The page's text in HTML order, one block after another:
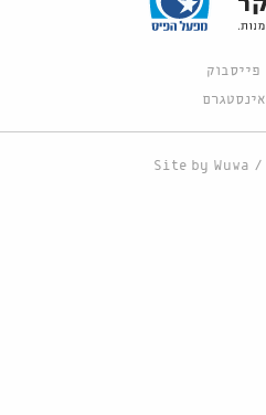
פייסבוק
אינסטגרם
Site by Wuwa /